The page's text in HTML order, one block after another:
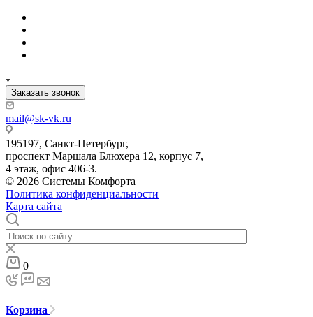
Заказать звонок
mail@sk-vk.ru
195197, Санкт-Петербург,
проспект Маршала Блюхера 12, корпус 7,
4 этаж, офис 406-3.
© 2026 Системы Комфорта
Политика конфиденциальности
Карта сайта
0
Корзина